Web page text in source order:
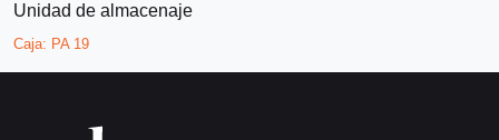
Unidad de almacenaje
Caja: PA 19